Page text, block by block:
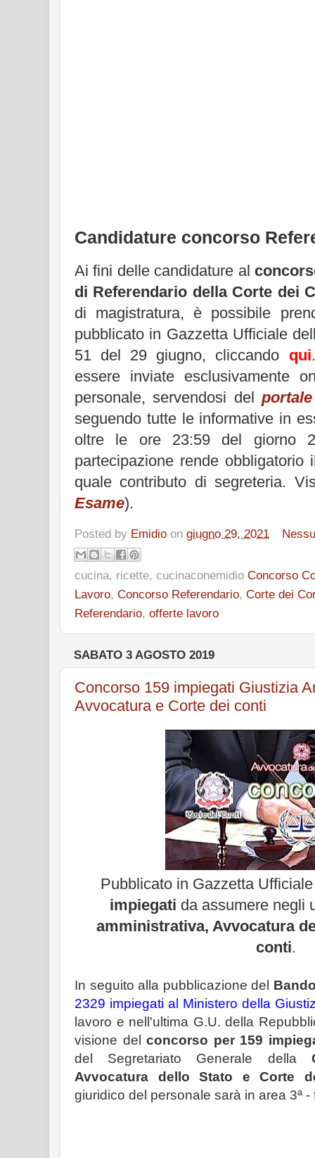
Candidature concorso
Ai fini delle candidature al
di Referendario della Corte dei
di magistratura, è possibile
pubblicato in Gazzetta Ufficiale
51 del 29 giugno, cliccando qui
essere inviate esclusivamente
personale, servendosi del
seguendo tutte le informative in
oltre le ore 23:59 del giorno
partecipazione rende
quale contributo di segreteria.
Esame).
Posted by Emidio on giugno 29, 2021
cucina, ricette, cucinaconemidio Concorso
Lavoro, Concorso Referendario, Corte dei
Referendario, offerte lavoro
SABATO 3 AGOSTO 2019
Concorso 159 impiegati Giustizia
Avvocatura e Corte dei conti
Pubblicato in Gazzetta
impiegati da assumere negli
amministrativa, Avvocatura
conti.
In seguito alla pubblicazione del
2329 impiegati al Ministero della
lavoro e nell'ultima G.U. della
visione delconcorso per 159
del Segretariato Generale della
Avvocatura dello Stato e Corte
giuridico del personale sarà in area 3ª -